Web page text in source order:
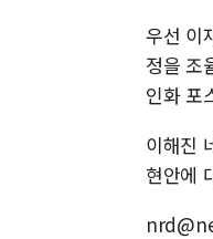
우선 이
정을 조
인화 포
이해진
현안에